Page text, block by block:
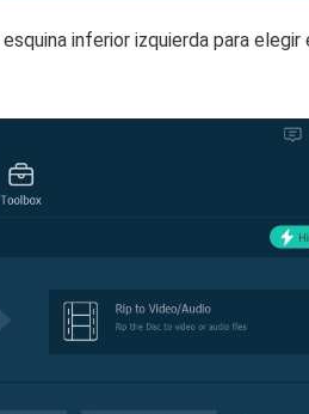
inferior izquierda para